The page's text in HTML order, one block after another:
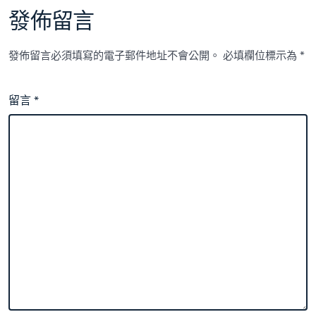
發佈留言
發佈留言必須填寫的電子郵件地址不會公開。 必填欄位標示為*
留言*